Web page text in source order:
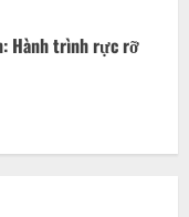
Hành trình rực rỡ